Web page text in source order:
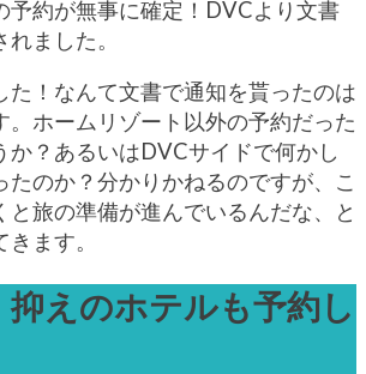
予約が無事に確定！DVCより文書
ました。
た！なんて文書で通知を貰ったのは
。ホームリゾート以外の予約だった
か？あるいはDVCサイドで何かし
たのか？分かりかねるのですが、こ
と旅の準備が進んでいるんだな、と
ます。
抑えのホテルも予約し